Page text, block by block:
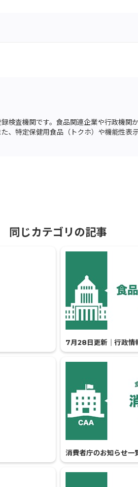
査機関です。食品関連企業や行政機
、特定保健用食品（トクホ）や機能性
同じカテゴリの記事
7月28日更新｜行政情
消費者庁のお知らせ一